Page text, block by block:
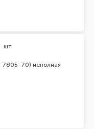
70) неполная
шт.